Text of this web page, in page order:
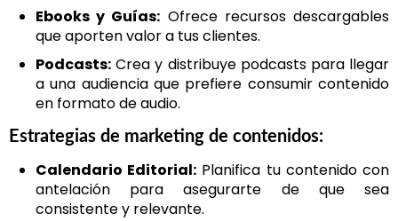
Ebooks y Guías: Ofrece recursos descargables
que aporten valor a tus clientes.
Podcasts: Crea y distribuye podcasts para llegar
a una audiencia que prefiere consumir contenido
en formato de audio.
Estrategias de marketing de contenidos:
Calendario Editorial: Planifica tu contenido con
antelación para asegurarte de que sea
consistente y relevante.